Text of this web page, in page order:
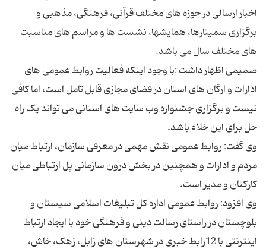
اخبار ارسالی در حوزه های مختلف قرآنی، فرهنگی، مذهبی و
برگزاری سمینارها، همایشها، نشست ها و مراسم های مناسبت
صمیمی اظهار داشت :با وجود اینکه فعالیت‌ روابط عمومی های
ادارات و ارگان های استان در فضای مجازی قابل تامل است، اما کافی
نیست و برگزاری جشنواره وب سایت های استانی می تواند یک راه
وی گفت: روابط عمومی نقش مهمی در معرفی سازمان، ارتباط میان
مردم و ادارات و همچنین در بخش درون سازمانی پل ارتباطی میان
وی افزود: روابط عمومی اداره کل تبلیغات اسلامی سیستان و
بلوچستان در راستای رسالت دینی و فرهنگی خود با ایجاد ارتباط
اینترنتی با 12رابط خبری در شهرستان های زابل، زهک، خاش،